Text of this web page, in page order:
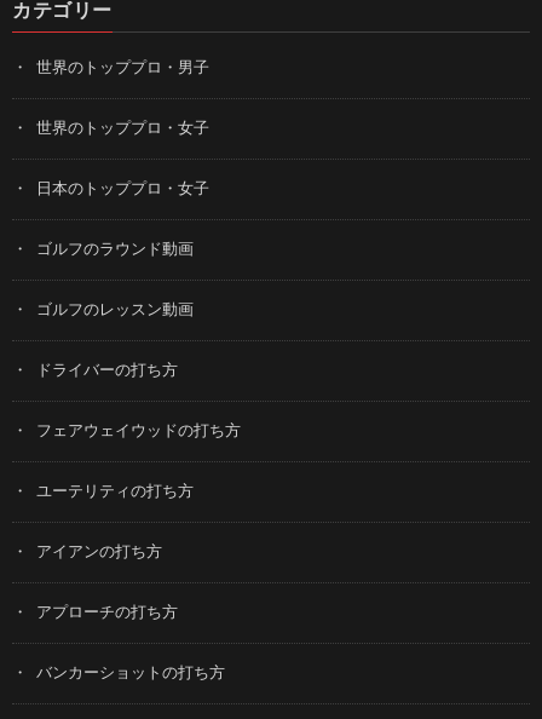
カテゴリー
世界のトッププロ・男子
世界のトッププロ・女子
日本のトッププロ・女子
ゴルフのラウンド動画
ゴルフのレッスン動画
ドライバーの打ち方
フェアウェイウッドの打ち方
ユーテリティの打ち方
アイアンの打ち方
アプローチの打ち方
バンカーショットの打ち方